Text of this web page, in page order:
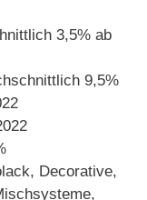
3,5% ab
9,5%
Decorative,